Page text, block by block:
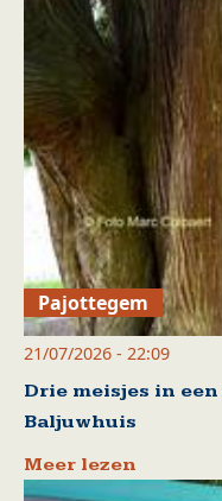
Pajottegem
21/07/2026 - 22:09
Drie meisjes in
Baljuwhuis
Meer lezen